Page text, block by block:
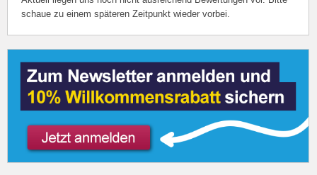
schaue zu einem späteren Zeitpunkt wieder vorbei.